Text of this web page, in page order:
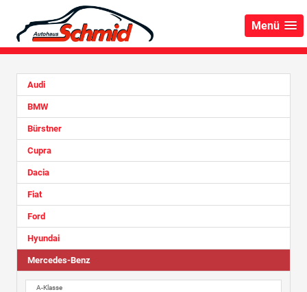
Menü
Audi
BMW
Bürstner
Cupra
Dacia
Fiat
Ford
Hyundai
Mercedes-Benz
A-Klasse